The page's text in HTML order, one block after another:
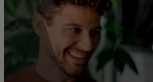
Butun dunyo uchun
Innovatorlar uchun
Yangiliklar va trendlar